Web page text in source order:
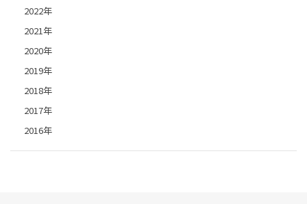
2022年
2021年
2020年
2019年
2018年
2017年
2016年